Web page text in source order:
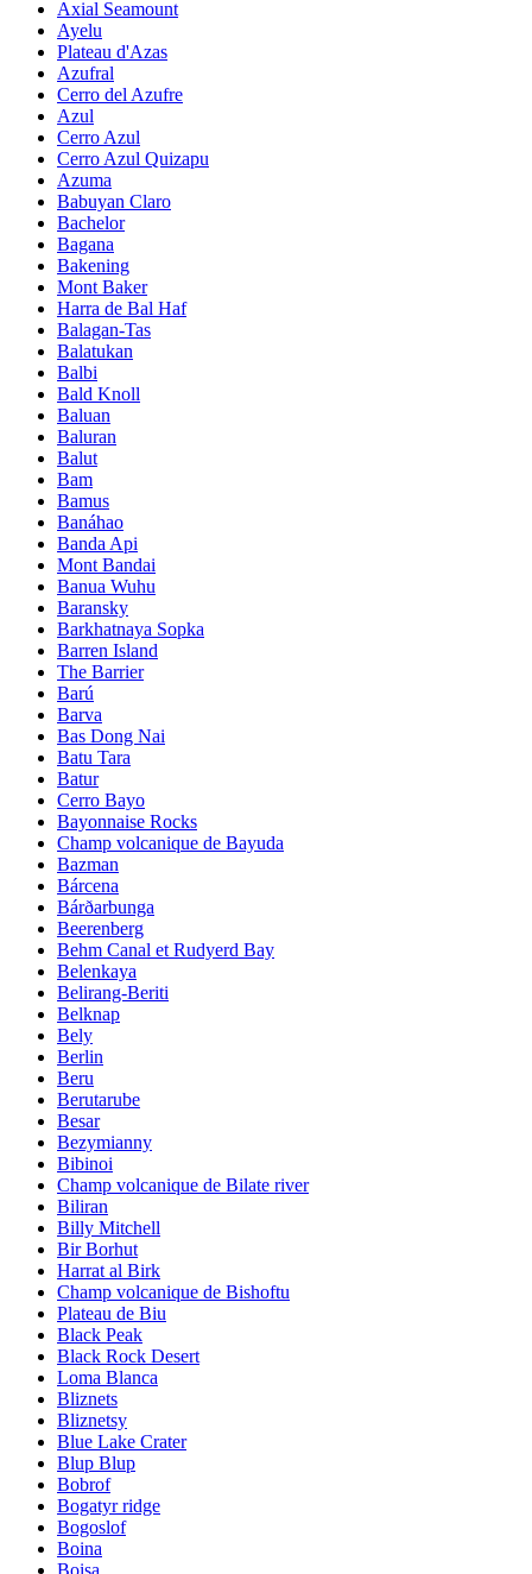
Axial Seamount
Ayelu
Plateau d'Azas
Azufral
Cerro del Azufre
Azul
Cerro Azul
Cerro Azul Quizapu
Azuma
Babuyan Claro
Bachelor
Bagana
Bakening
Mont Baker
Harra de Bal Haf
Balagan-Tas
Balatukan
Balbi
Bald Knoll
Baluan
Baluran
Balut
Bam
Bamus
Banáhao
Banda Api
Mont Bandai
Banua Wuhu
Baransky
Barkhatnaya Sopka
Barren Island
The Barrier
Barú
Barva
Bas Dong Nai
Batu Tara
Batur
Cerro Bayo
Bayonnaise Rocks
Champ volcanique de Bayuda
Bazman
Bárcena
Bárðarbunga
Beerenberg
Behm Canal et Rudyerd Bay
Belenkaya
Belirang-Beriti
Belknap
Bely
Berlin
Beru
Berutarube
Besar
Bezymianny
Bibinoi
Champ volcanique de Bilate river
Biliran
Billy Mitchell
Bir Borhut
Harrat al Birk
Champ volcanique de Bishoftu
Plateau de Biu
Black Peak
Black Rock Desert
Loma Blanca
Bliznets
Bliznetsy
Blue Lake Crater
Blup Blup
Bobrof
Bogatyr ridge
Bogoslof
Boina
Boisa